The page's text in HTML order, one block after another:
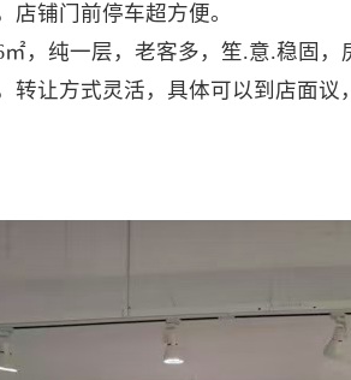
店铺门前停车超方便。
，纯一层，老客多，笙.意.稳固
转让方式灵活，具体可以到店面